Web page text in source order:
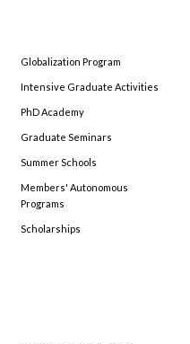
Globalization Program
Intensive Graduate Activities
PhD Academy
Graduate Seminars
Summer Schools
Members' Autonomous
Programs
Scholarships